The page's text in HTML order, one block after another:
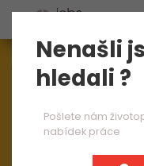
Aktuálně1545
Nenašli
hledali ?
Pošlete nám
nabídek práce